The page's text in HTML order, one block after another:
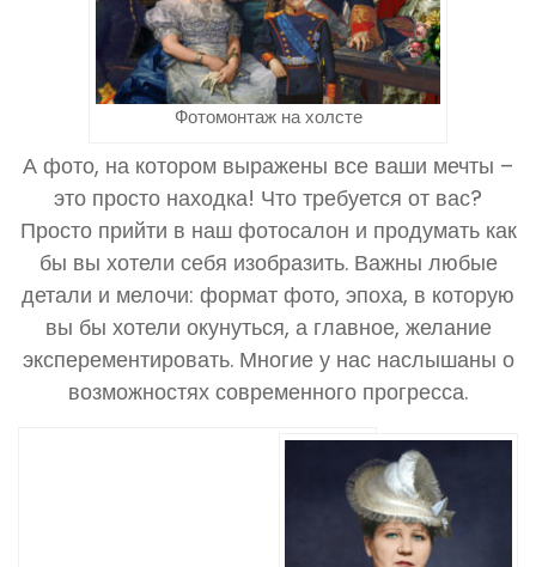
Фотомонтаж на холсте
А фото, на котором выражены все ваши мечты –
это просто находка! Что требуется от вас?
Просто прийти в наш фотосалон и продумать как
бы вы хотели себя изобразить. Важны любые
детали и мелочи: формат фото, эпоха, в которую
вы бы хотели окунуться, а главное, желание
эксперементировать. Многие у нас наслышаны о
возможностях современного прогресса.